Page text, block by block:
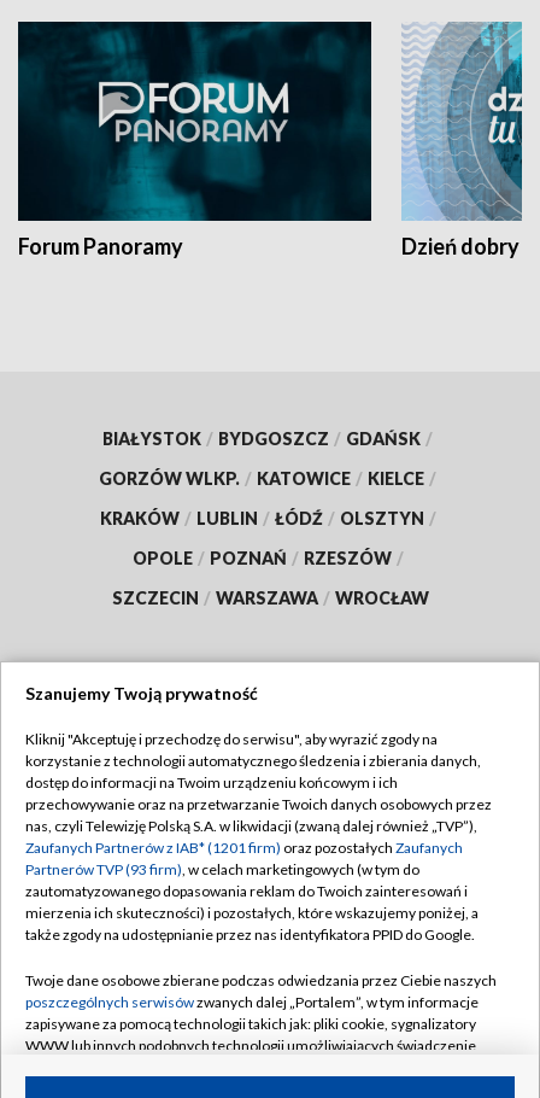
Forum Panoramy Dzień dobry
BIAŁYSTOK / BYDGOSZCZ / GDAŃSK /
GORZÓW WLKP. / KATOWICE / KIELCE /
KRAKÓW / LUBLIN / ŁÓDŹ / OLSZTYN /
OPOLE / POZNAŃ / RZESZÓW /
SZCZECIN / WARSZAWA / WROCŁAW
TVP
Abonament TVP
Emisja w TVP
Centrum informacji TVP
Naziemna Telewizja Cyfrowa
Rada Programowa
System NOS
Informacje o nadawcy
Regulamin TVP
Polityka prywatności
Moje zgody
Pomoc
Kontakt
Kanały
Szanujemy Twoją prywatność
Kliknij "Akceptuję i przechodzę do serwisu", aby wyrazić zgody na
korzystanie z technologii automatycznego śledzenia i zbierania danych,
dostęp do informacji na Twoim urządzeniu końcowym i ich
przechowywanie oraz na przetwarzanie Twoich danych osobowych przez
nas, czyli Telewizję Polską S.A. w likwidacji (zwaną dalej również „TVP”),
Zaufanych Partnerów z IAB* (1201 firm) oraz pozostałych Zaufanych
Partnerów TVP (93 firm), w celach marketingowych (w tym do
zautomatyzowanego dopasowania reklam do Twoich zainteresowań i
mierzenia ich skuteczności) i pozostałych, które wskazujemy poniżej, a
także zgody na udostępnianie przez nas identyfikatora PPID do Google.
Twoje dane osobowe zbierane podczas odwiedzania przez Ciebie naszych
poszczególnych serwisówzwanych dalej „Portalem”, w tym informacje
zapisywane za pomocą technologii takich jak: pliki cookie, sygnalizatory
WWW lub innych podobnych technologii umożliwiających świadczenie